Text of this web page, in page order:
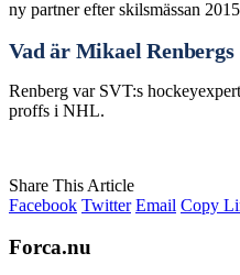
ny partner efter skilsmässan
Vad är Mikael
Renberg var SVT:s
proffs i NHL.
Share This Article
Facebook Twitter Email Copy
Forca.nu